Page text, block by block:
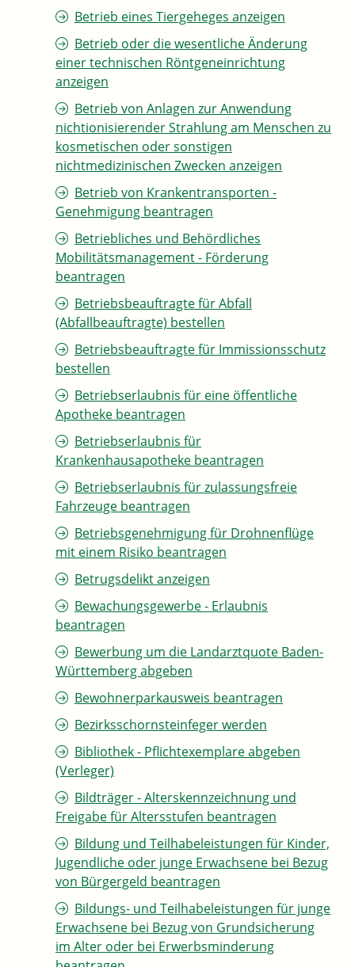
Betrieb eines Tiergeheges anzeigen
Betrieb oder die wesentliche Änderung
einer technischen Röntgeneinrichtung
anzeigen
Betrieb von Anlagen zur Anwendung
nichtionisierender Strahlung am Menschen zu
kosmetischen oder sonstigen
nichtmedizinischen Zwecken anzeigen
Betrieb von Krankentransporten -
Genehmigung beantragen
Betriebliches und Behördliches
Mobilitätsmanagement - Förderung
beantragen
Betriebsbeauftragte für Abfall
(Abfallbeauftragte) bestellen
Betriebsbeauftragte für Immissionsschutz
bestellen
Betriebserlaubnis für eine öffentliche
Apotheke beantragen
Betriebserlaubnis für
Krankenhausapotheke beantragen
Betriebserlaubnis für zulassungsfreie
Fahrzeuge beantragen
Betriebsgenehmigung für Drohnenflüge
mit einem Risiko beantragen
Betrugsdelikt anzeigen
Bewachungsgewerbe - Erlaubnis
beantragen
Bewerbung um die Landarztquote Baden-
Württemberg abgeben
Bewohnerparkausweis beantragen
Bezirksschornsteinfeger werden
Bibliothek - Pflichtexemplare abgeben
(Verleger)
Bildträger - Alterskennzeichnung und
Freigabe für Altersstufen beantragen
Bildung und Teilhabeleistungen für Kinder,
Jugendliche oder junge Erwachsene bei Bezug
von Bürgergeld beantragen
Bildungs- und Teilhabeleistungen für junge
Erwachsene bei Bezug von Grundsicherung
im Alter oder bei Erwerbsminderung